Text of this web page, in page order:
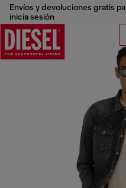
Envíos y devoluciones gratis
inicia sesión